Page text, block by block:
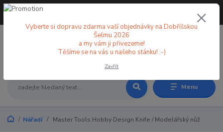
Menu
+420 773 998 582
Nářadí Master Tools Hobby Design Knife / Modelářský nůž
Vyberte si dopravu zdarma vaší objednávky na Dobříšskou
Šelmu 2026
a my vám ji přivezeme!
Těšíme se na vás u našeho stánku! :-)
Zavřít